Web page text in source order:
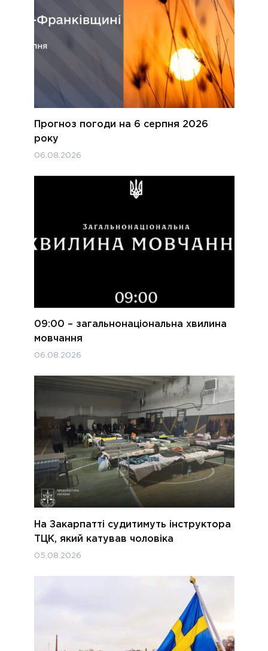
Прогноз погоди на 6 серпня 2026
року
06.08.2026
09:00 – загальнонаціональна хвилина
мовчання
06.08.2026
На Закарпатті судитимуть інструктора
ТЦК, який катував чоловіка
05.08.2026